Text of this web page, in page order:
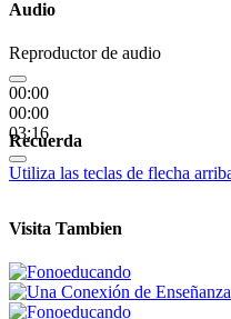
Audio
Reproductor de audio
00:00
00:00
03:16
Utiliza las teclas de flecha
Recuerda
Visita Tambien